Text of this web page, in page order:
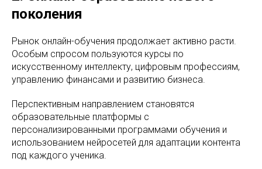
поколения
Рынок онлайн-обучения продолжает активно расти.
Особым спросом пользуются курсы по
искусственному интеллекту, цифровым профессиям,
управлению финансами и развитию бизнеса.
Перспективным направлением становятся
образовательные платформы с
персонализированными программами обучения и
использованием нейросетей для адаптации контента
под каждого ученика.